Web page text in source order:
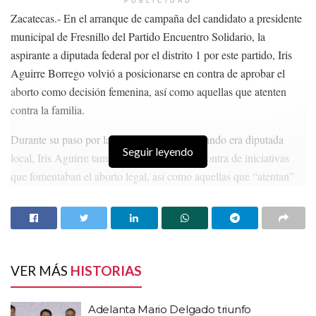
Zacatecas.- En el arranque de campaña del candidato a presidente
municipal de Fresnillo del Partido Encuentro Solidario, la
aspirante a diputada federal por el distrito 1 por este partido, Iris
Aguirre Borrego volvió a posicionarse en contra de aprobar el
aborto como decisión femenina, así como aquellas que atenten
contra la familia.
Durante su paso por la LXII Legislatura, cuando era diputada
local, Iris Aguirre también se posicionó en contra de iniciativas
que fomentaban el aborto legal, así como aquellas que “atentan”
HISTORIAS RELACIONADAS
Adelanta Mario Delgado triunfo contundente de
Morena, al terminar jornada electoral
“Si le hacen falta hue…, yo se los presto”: “Alito”
Seguir leyendo
VER MÁS HISTORIAS
Adelanta Mario Delgado triunfo